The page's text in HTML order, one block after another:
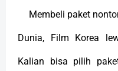
Membeli paket
Dunia, Film Korea
Kalian bisa pilih